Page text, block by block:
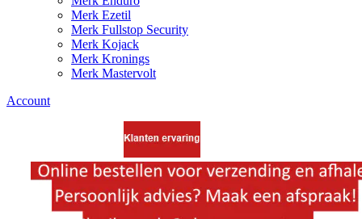
Merk Ezetil
Merk Fullstop Security
Merk Kojack
Merk Kronings
Merk Mastervolt
Account